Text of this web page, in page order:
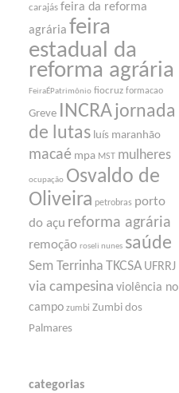
carajás feira da reforma
agrária feira
estadual da
reforma agrária
FeiraÉPatrimônio fiocruz formacao
Greve INCRA jornada
de lutas luís maranhão
macaé mpa MST mulheres
ocupação Osvaldo de
Oliveira petrobras porto
do açu reforma agrária
remoção roseli nunes saúde
Sem Terrinha TKCSA UFRRJ
via campesina violência no
campo zumbi Zumbi dos
Palmares
categorias